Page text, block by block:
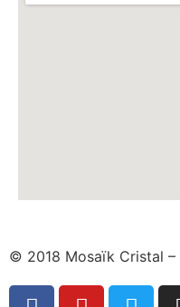
© 2018 Mosaïk Cristal –